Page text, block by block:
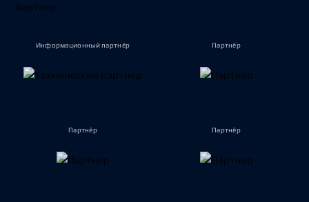
Информационный партнёр Партнёр
Партнёр Партнёр